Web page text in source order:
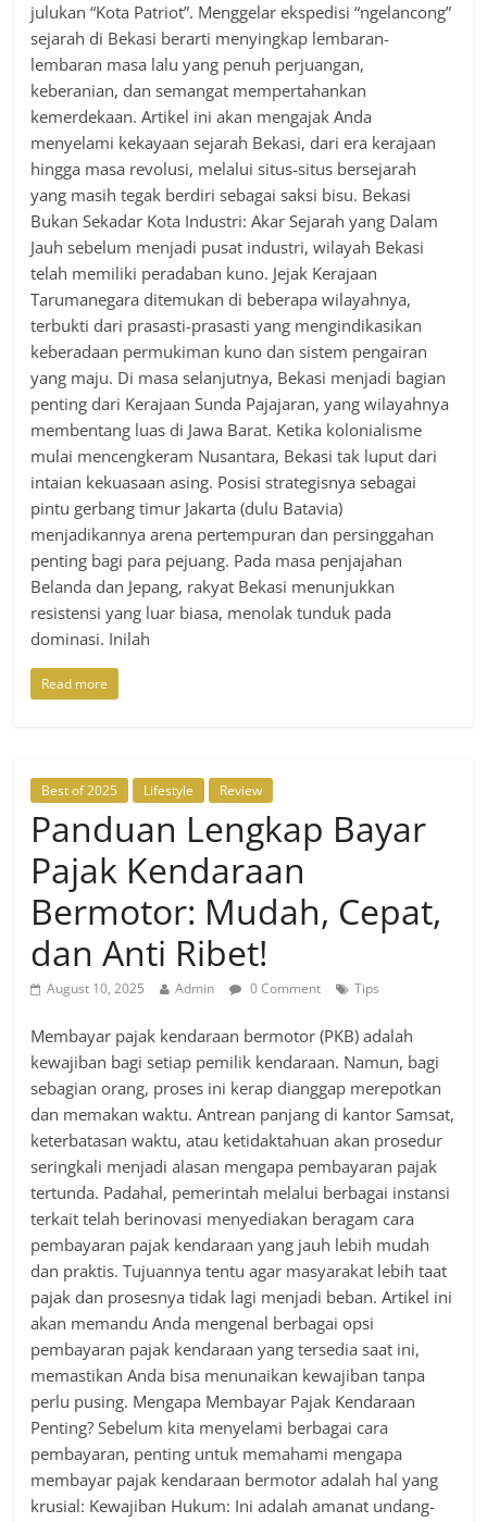
julukan “Kota Patriot”. Menggelar ekspedisi “ngelancong”
sejarah di Bekasi berarti menyingkap lembaran-
lembaran masa lalu yang penuh perjuangan,
keberanian, dan semangat mempertahankan
kemerdekaan. Artikel ini akan mengajak Anda
menyelami kekayaan sejarah Bekasi, dari era kerajaan
hingga masa revolusi, melalui situs-situs bersejarah
yang masih tegak berdiri sebagai saksi bisu. Bekasi
Bukan Sekadar Kota Industri: Akar Sejarah yang Dalam
Jauh sebelum menjadi pusat industri, wilayah Bekasi
telah memiliki peradaban kuno. Jejak Kerajaan
Tarumanegara ditemukan di beberapa wilayahnya,
terbukti dari prasasti-prasasti yang mengindikasikan
keberadaan permukiman kuno dan sistem pengairan
yang maju. Di masa selanjutnya, Bekasi menjadi bagian
penting dari Kerajaan Sunda Pajajaran, yang wilayahnya
membentang luas di Jawa Barat. Ketika kolonialisme
mulai mencengkeram Nusantara, Bekasi tak luput dari
intaian kekuasaan asing. Posisi strategisnya sebagai
pintu gerbang timur Jakarta (dulu Batavia)
menjadikannya arena pertempuran dan persinggahan
penting bagi para pejuang. Pada masa penjajahan
Belanda dan Jepang, rakyat Bekasi menunjukkan
resistensi yang luar biasa, menolak tunduk pada
dominasi. Inilah
Read more
Best of 2025 Lifestyle Review
Panduan Lengkap Bayar
Pajak Kendaraan
Bermotor: Mudah, Cepat,
dan Anti Ribet!
August 10, 2025 Admin 0 Comment Tips
Membayar pajak kendaraan bermotor (PKB) adalah
kewajiban bagi setiap pemilik kendaraan. Namun, bagi
sebagian orang, proses ini kerap dianggap merepotkan
dan memakan waktu. Antrean panjang di kantor Samsat,
keterbatasan waktu, atau ketidaktahuan akan prosedur
seringkali menjadi alasan mengapa pembayaran pajak
tertunda. Padahal, pemerintah melalui berbagai instansi
terkait telah berinovasi menyediakan beragam cara
pembayaran pajak kendaraan yang jauh lebih mudah
dan praktis. Tujuannya tentu agar masyarakat lebih taat
pajak dan prosesnya tidak lagi menjadi beban. Artikel ini
akan memandu Anda mengenal berbagai opsi
pembayaran pajak kendaraan yang tersedia saat ini,
memastikan Anda bisa menunaikan kewajiban tanpa
perlu pusing. Mengapa Membayar Pajak Kendaraan
Penting? Sebelum kita menyelami berbagai cara
pembayaran, penting untuk memahami mengapa
membayar pajak kendaraan bermotor adalah hal yang
krusial: Kewajiban Hukum: Ini adalah amanat undang-